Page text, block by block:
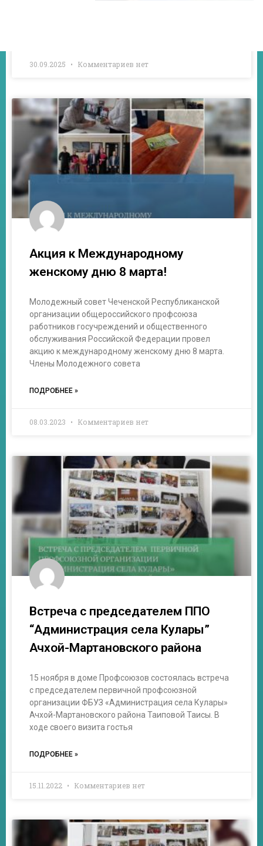
30.09.2025 Комментариев нет
Акция к Международному
женскому дню 8 марта!
Молодежный совет Чеченской Республиканской
организации общероссийского профсоюза
работников госучреждений и общественного
обслуживания Российской Федерации провел
акцию к международному женскому дню 8 марта.
Члены Молодежного совета
ПОДРОБНЕЕ »
08.03.2023 Комментариев нет
Встреча с председателем ППО
“Администрация села Кулары”
Ачхой-Мартановского района
15 ноября в доме Профсоюзов состоялась встреча
с председателем первичной профсоюзной
организации ФБУЗ «Администрация села Кулары»
Ачхой-Мартановского района Таиповой Таисы. В
ходе своего визита гостья
ПОДРОБНЕЕ »
15.11.2022 Комментариев нет